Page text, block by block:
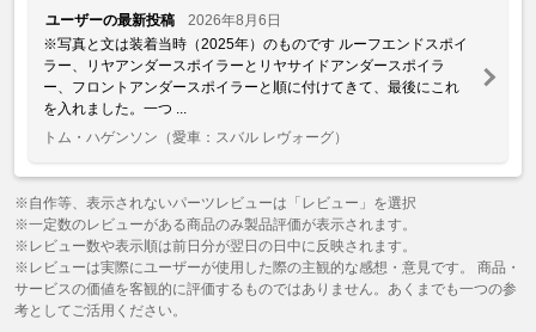
ユーザーの最新投稿
2026年8月6日
※写真と文は装着当時（2025年）のものです ルーフエンドスポイ
ラー、リヤアンダースポイラーとリヤサイドアンダースポイラ
ー、フロントアンダースポイラーと順に付けてきて、最後にこれ
を入れました。一つ ...
トム・ハゲンソン （愛車：スバル レヴォーグ）
※自作等、表示されないパーツレビューは「レビュー」を選択
※一定数のレビューがある商品のみ製品評価が表示されます。
※レビュー数や表示順は前日分が翌日の日中に反映されます。
※レビューは実際にユーザーが使用した際の主観的な感想・意見です。 商品・
サービスの価値を客観的に評価するものではありません。あくまでも一つの参
考としてご活用ください。